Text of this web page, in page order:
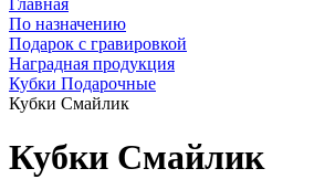
Главная
По назначению
Подарок с гравировкой
Наградная продукция
Кубки Подарочные
Кубки Смайлик
Кубки Смайлик